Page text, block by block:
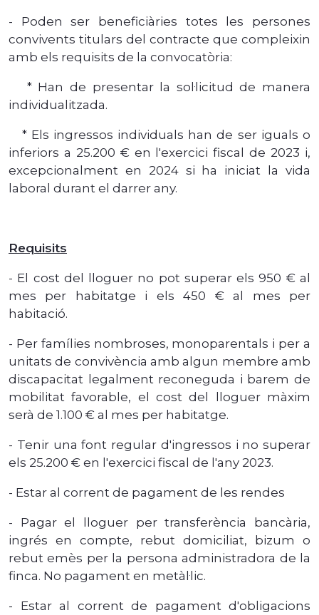
- Poden ser beneficiàries totes les persones
convivents titulars del contracte que compleixin
amb els requisits de la convocatòria:
* Han de presentar la sol·licitud de manera
individualitzada.
* Els ingressos individuals han de ser iguals o
inferiors a 25.200 € en l'exercici fiscal de 2023 i,
excepcionalment en 2024 si ha iniciat la vida
laboral durant el darrer any.
Requisits
- El cost del lloguer no pot superar els 950 € al
mes per habitatge i els 450 € al mes per
habitació.
- Per famílies nombroses, monoparentals i per a
unitats de convivència amb algun membre amb
discapacitat legalment reconeguda i barem de
mobilitat favorable, el cost del lloguer màxim
serà de 1.100 € al mes per habitatge.
- Tenir una font regular d'ingressos i no superar
els 25.200 € en l'exercici fiscal de l'any 2023.
- Estar al corrent de pagament de les rendes
- Pagar el lloguer per transferència bancària,
ingrés en compte, rebut domiciliat, bizum o
rebut emès per la persona administradora de la
finca. No pagament en metàl·lic.
- Estar al corrent de pagament d'obligacions